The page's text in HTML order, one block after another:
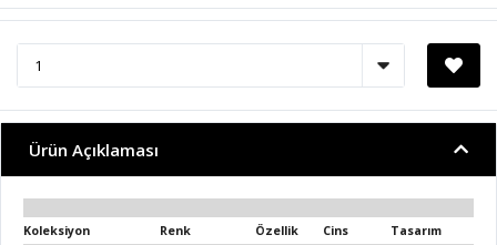
Ürün Açıklaması
Koleksiyon Renk Özellik Cins Tasarım